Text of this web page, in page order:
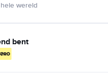
wereld
bent